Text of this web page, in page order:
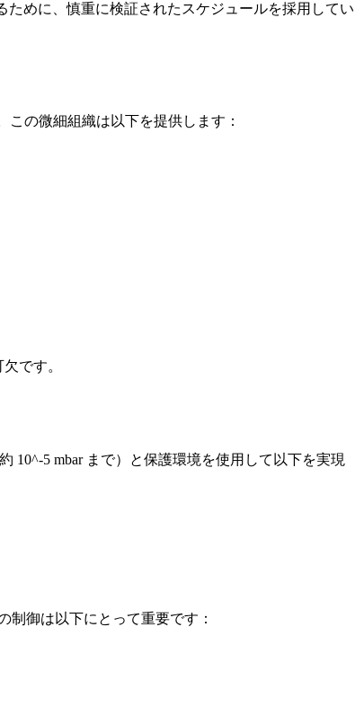
めに、慎重に検証されたスケジュールを採用してい
の微細組織は以下を提供します：
です。
10^-5 mbar まで）と保護環境を使用して以下を実現
御は以下にとって重要です：